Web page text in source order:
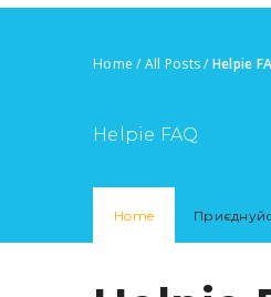
Home / All Posts/ Helpie
Helpie FAQ
Home